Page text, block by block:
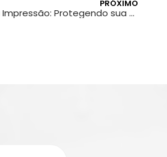
PRÓXIMO
Segurança da Impressão: Protegendo sua Marca Contra Falsificações